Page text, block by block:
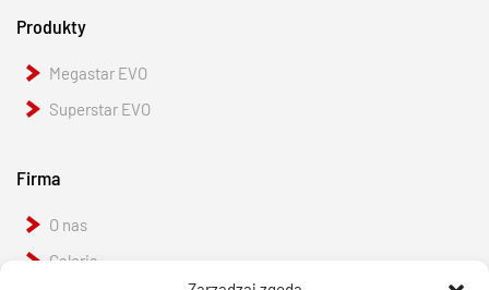
Produkty
Megastar EVO
Superstar EVO
Firma
O nas
Galeria